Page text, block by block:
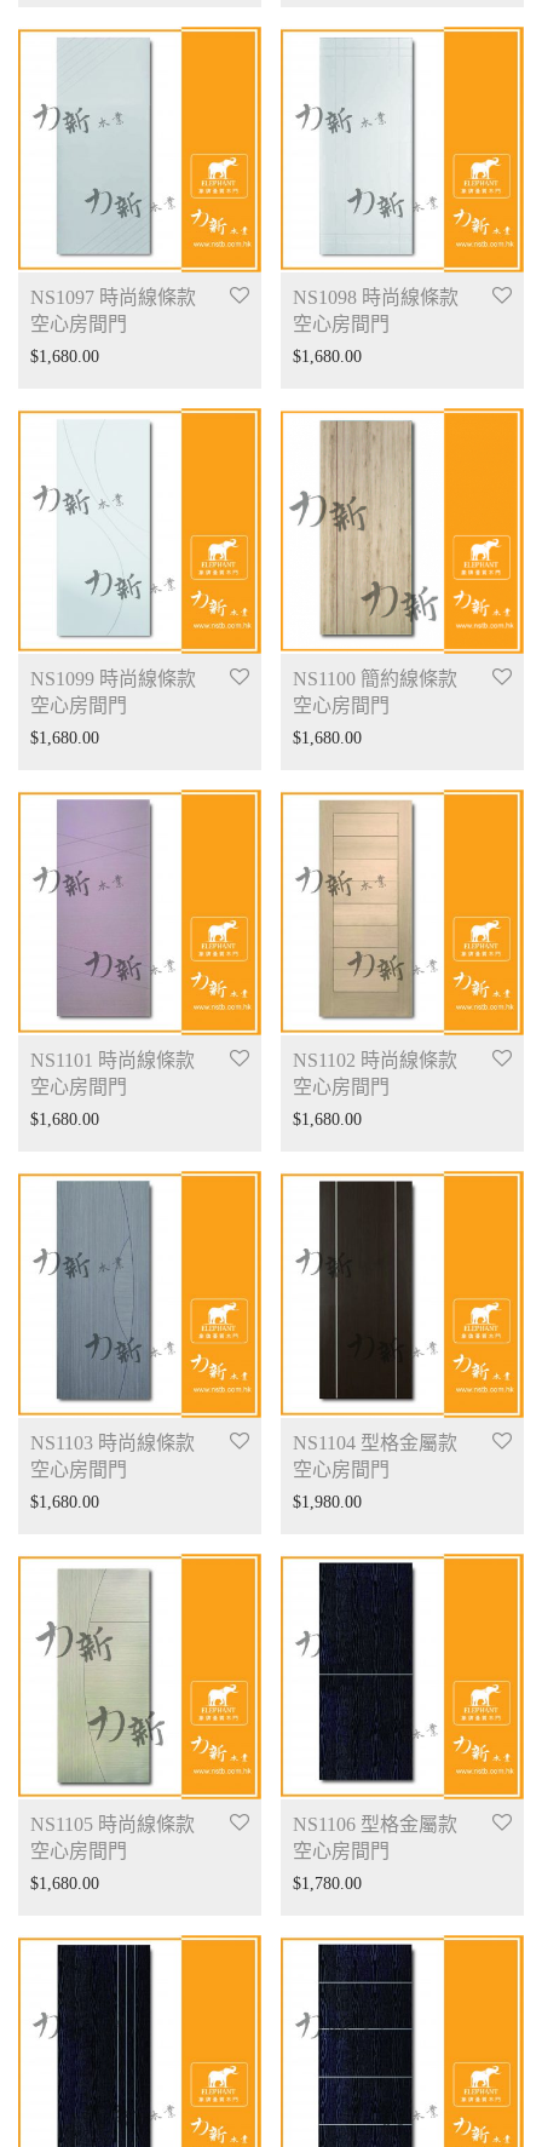
NS1097 時尚線條款
空心房間門
$1,680.00
NS1098 時尚線條款
空心房間門
$1,680.00
NS1099 時尚線條款
空心房間門
$1,680.00
NS1100 簡約線條款
空心房間門
$1,680.00
NS1101 時尚線條款
空心房間門
$1,680.00
NS1102 時尚線條款
空心房間門
$1,680.00
NS1103 時尚線條款
空心房間門
$1,680.00
NS1104 型格金屬款
空心房間門
$1,980.00
NS1105 時尚線條款
空心房間門
$1,680.00
NS1106 型格金屬款
空心房間門
$1,780.00